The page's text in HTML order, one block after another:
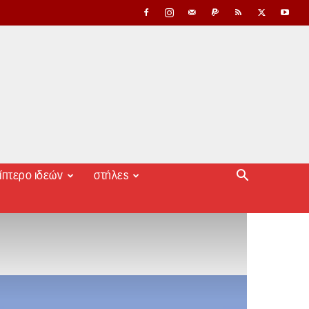
ιδεών στήλες